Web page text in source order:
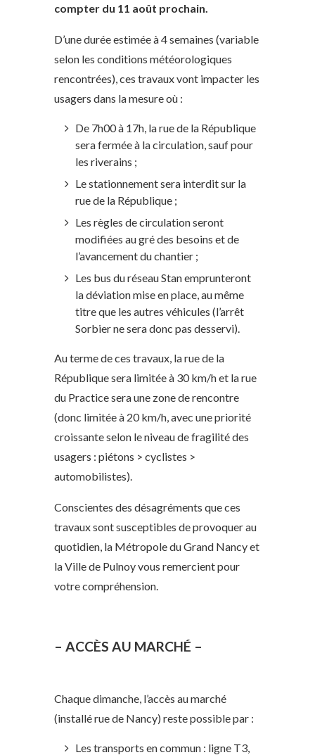
compter du 11 août prochain.
D’une durée estimée à 4 semaines (variable
selon les conditions météorologiques
rencontrées), ces travaux vont impacter les
usagers dans la mesure où :
De 7h00 à 17h, la rue de la République
sera fermée à la circulation, sauf pour
les riverains ;
Le stationnement sera interdit sur la
rue de la République ;
Les règles de circulation seront
modifiées au gré des besoins et de
l’avancement du chantier ;
Les bus du réseau Stan emprunteront
la déviation mise en place, au même
titre que les autres véhicules (l’arrêt
Sorbier ne sera donc pas desservi).
Au terme de ces travaux, la rue de la
République sera limitée à 30 km/h et la rue
du Practice sera une zone de rencontre
(donc limitée à 20 km/h, avec une priorité
croissante selon le niveau de fragilité des
usagers : piétons > cyclistes >
automobilistes).
Conscientes des désagréments que ces
travaux sont susceptibles de provoquer au
quotidien, la Métropole du Grand Nancy et
la Ville de Pulnoy vous remercient pour
votre compréhension.
– ACCÈS AU MARCHÉ –
Chaque dimanche, l’accès au marché
(installé rue de Nancy) reste possible par :
Les transports en commun : ligne T3,